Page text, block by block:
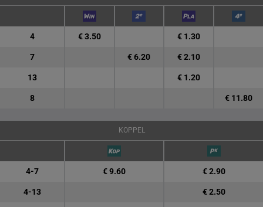
4 € 3.50 € 1.30
7 € 6.20 € 2.10
13 € 1.20
8 € 11.80
KOPPEL
4-7 € 9.60 € 2.90
4-13 € 2.50